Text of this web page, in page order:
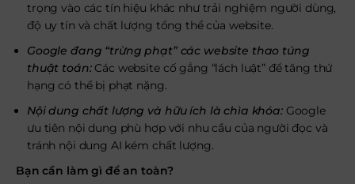
trọng vào các tín hiệu khác như trải nghiệm người dùng,
độ uy tín và chất lượng tổng thể của website.
Google đang “trừng phạt” các website thao túng
thuật toán:Các website cố gắng “lách luật” để tăng thứ
hạng có thể bị phạt nặng.
Nội dung chất lượng và hữu ích là chìa khóa:Google
ưu tiên nội dung phù hợp với nhu cầu của người đọc và
tránh nội dung AI kém chất lượng.
Bạn cần làm gì để an toàn?